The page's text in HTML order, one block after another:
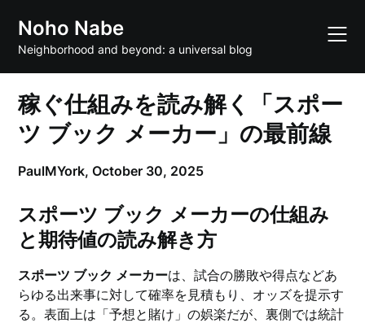
content
Noho Nabe
Neighborhood and beyond: a universal blog
稼ぐ仕組みを読み解く「スポー
ツ ブック メーカー」の最前線
PaulMYork,October 30, 2025
スポーツ ブック メーカーの仕組み
と期待値の読み解き方
スポーツ ブック メーカーは、試合の勝敗や得点などあ
らゆる出来事に対して確率を見積もり、オッズを提示す
る。表面上は「予想と賭け」の娯楽だが、裏側では統計